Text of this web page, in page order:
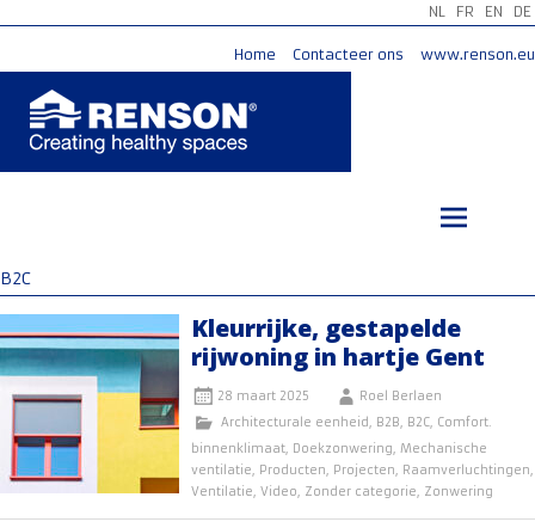
NL FR EN DE
Home Contacteer ons www.renson.eu
B2C
Kleurrijke, gestapelde
rijwoning in hartje Gent
28 maart 2025
Roel Berlaen
Architecturale eenheid, B2B, B2C, Comfort.
binnenklimaat, Doekzonwering, Mechanische
ventilatie, Producten, Projecten, Raamverluchtingen,
Ventilatie, Video, Zonder categorie, Zonwering